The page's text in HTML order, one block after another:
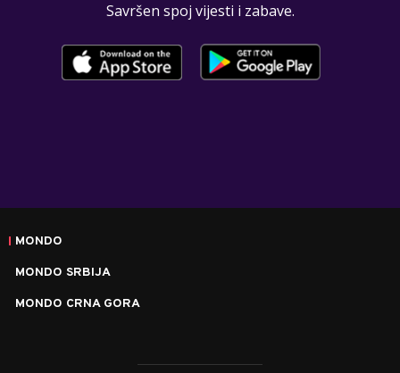
Savršen spoj vijesti i zabave.
MONDO
MONDO SRBIJA
MONDO CRNA GORA